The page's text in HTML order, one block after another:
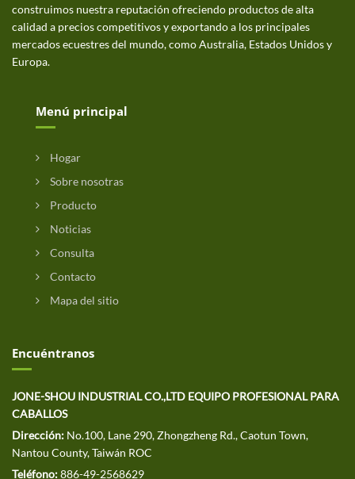
construimos nuestra reputación ofreciendo productos de alta
calidad a precios competitivos y exportando a los principales
mercados ecuestres del mundo, como Australia, Estados Unidos y
Europa.
Menú principal
Hogar
Sobre nosotras
Producto
Noticias
Consulta
Contacto
Mapa del sitio
Encuéntranos
JONE-SHOU INDUSTRIAL CO.,LTD EQUIPO PROFESIONAL PARA
CABALLOS
Dirección: No.100, Lane 290, Zhongzheng Rd., Caotun Town,
Nantou County, Taiwán ROC
Teléfono:886-49-2568629